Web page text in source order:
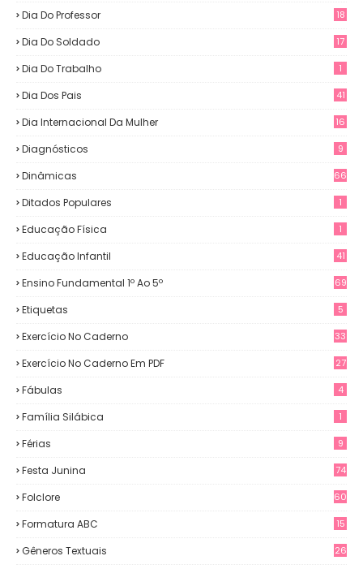
Dia Do Professor 18
Dia Do Soldado 17
Dia Do Trabalho 1
Dia Dos Pais 41
Dia Internacional Da Mulher 16
Diagnósticos 9
Dinâmicas 66
Ditados Populares 1
Educação Física 1
Educação Infantil 41
Ensino Fundamental 1º Ao 5º 69
Etiquetas 5
Exercício No Caderno 33
Exercício No Caderno Em PDF 27
Fábulas 4
Família Silábica 1
Férias 9
Festa Junina 74
Folclore 60
Formatura ABC 15
Gêneros Textuais 26